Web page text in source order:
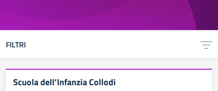
FILTRI
Scuola dell’Infanzia Collodi